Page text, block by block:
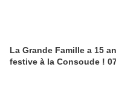
La Grande Famille a 15
festive à la Consoude !